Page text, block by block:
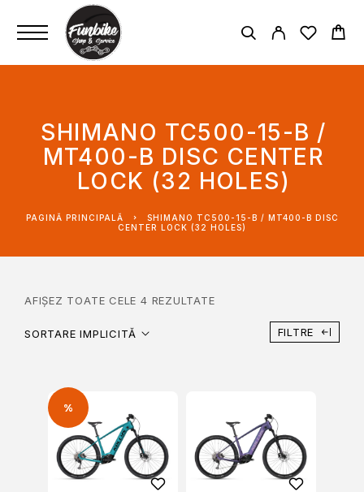
SHIMANO TC500-15-B /
MT400-B DISC CENTER
LOCK (32 HOLES)
PAGINĂ PRINCIPALĂ
SHIMANO TC500-15-B / MT400-B DISC
CENTER LOCK (32 HOLES)
AFIȘEZ TOATE CELE 4 REZULTATE
SORTARE IMPLICITĂ FILTRE
%